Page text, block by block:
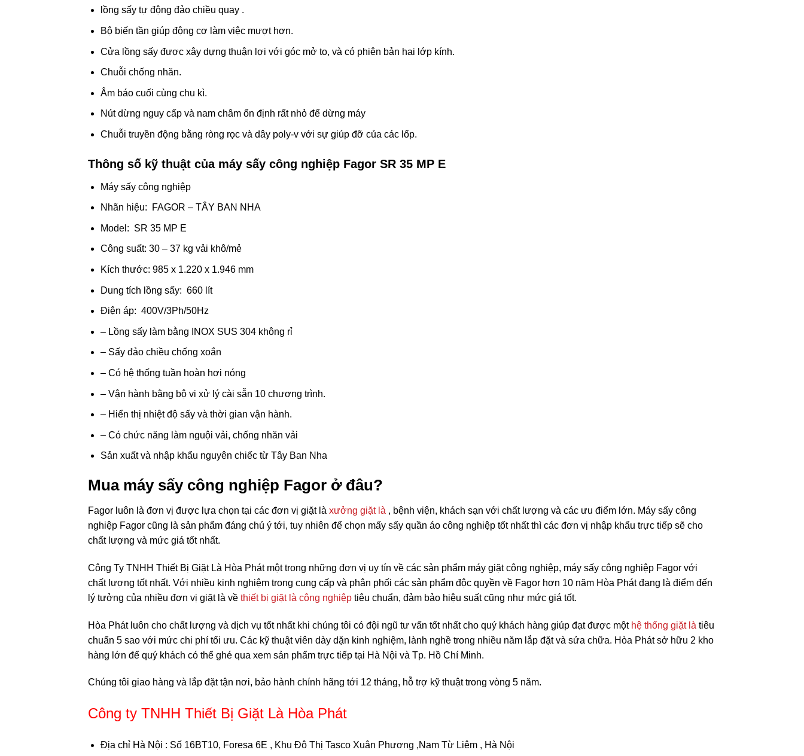
lồng sấy tự động đảo chiều quay .
Bộ biến tần giúp động cơ làm việc mượt hơn.
Cửa lồng sấy được xây dựng thuận lợi với góc mở to, và có phiên bản hai lớp kính.
Chuỗi chống nhăn.
Âm báo cuối cùng chu kì.
Nút dừng nguy cấp và nam châm ổn định rất nhỏ để dừng máy
Chuỗi truyền động bằng ròng rọc và dây poly-v với sự giúp đỡ của các lốp.
Thông số kỹ thuật của máy sấy công nghiệp Fagor SR 35 MP E
Máy sấy công nghiệp
Nhãn hiệu: FAGOR – TÂY BAN NHA
Model: SR 35 MP E
Công suất: 30 – 37 kg vải khô/mẻ
Kích thước: 985 x 1.220 x 1.946 mm
Dung tích lồng sấy: 660 lít
Điện áp: 400V/3Ph/50Hz
– Lồng sấy làm bằng INOX SUS 304 không rỉ
– Sấy đảo chiều chống xoắn
– Có hệ thống tuần hoàn hơi nóng
– Vận hành bằng bộ vi xử lý cài sẵn 10 chương trình.
– Hiển thị nhiệt độ sấy và thời gian vận hành.
– Có chức năng làm nguội vải, chống nhăn vải
Sản xuất và nhập khẩu nguyên chiếc từ Tây Ban Nha
Mua máy sấy công nghiệp Fagor ở đâu?
Fagor luôn là đơn vị được lựa chọn tại các đơn vị giặt là xưởng giặt là , bệnh viện, khách sạn với chất lượng và các ưu điểm lớn. Máy sấy công
nghiệp Fagor cũng là sản phẩm đáng chú ý tới, tuy nhiên để chọn mấy sấy quần áo công nghiệp tốt nhất thì các đơn vị nhập khẩu trực tiếp sẽ cho
chất lượng và mức giá tốt nhất.
Công Ty TNHH Thiết Bị Giặt Là Hòa Phát một trong những đơn vị uy tín về các sản phẩm máy giặt công nghiệp, máy sấy công nghiệp Fagor với
chất lượng tốt nhất. Với nhiều kinh nghiệm trong cung cấp và phân phối các sản phẩm độc quyền về Fagor hơn 10 năm Hòa Phát đang là điểm đến
lý tưởng của nhiều đơn vị giặt là về thiết bị giặt là công nghiệp tiêu chuẩn, đảm bảo hiệu suất cũng như mức giá tốt.
Hòa Phát luôn cho chất lượng và dịch vụ tốt nhất khi chúng tôi có đội ngũ tư vấn tốt nhất cho quý khách hàng giúp đạt được một hệ thống giặt là tiêu
chuẩn 5 sao với mức chi phí tối ưu. Các kỹ thuật viên dày dặn kinh nghiệm, lành nghề trong nhiều năm lắp đặt và sửa chữa. Hòa Phát sở hữu 2 kho
hàng lớn để quý khách có thể ghé qua xem sản phẩm trực tiếp tại Hà Nội và Tp. Hồ Chí Minh.
Chúng tôi giao hàng và lắp đặt tận nơi, bảo hành chính hãng tới 12 tháng, hỗ trợ kỹ thuật trong vòng 5 năm.
Công ty TNHH Thiết Bị Giặt Là Hòa Phát
Địa chỉ Hà Nội : Số 16BT10, Foresa 6E , Khu Đô Thị Tasco Xuân Phương ,Nam Từ Liêm , Hà Nội